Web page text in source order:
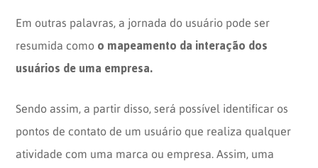
Em outras palavras, a jornada do usuário pode ser
resumida como o mapeamento da interação dos
usuários de uma empresa.
Sendo assim, a partir disso, será possível identificar os
pontos de contato de um usuário que realiza qualquer
atividade com uma marca ou empresa. Assim, uma